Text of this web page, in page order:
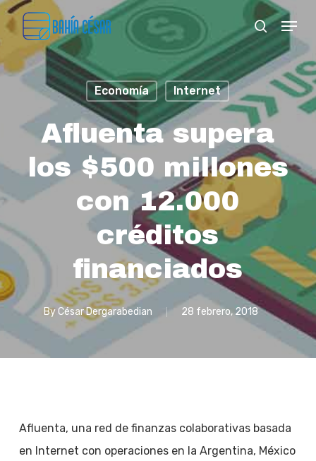
Skip
to
main
content
search
Menu
Economía Internet
Afluenta supera
los $500 millones
con 12.000
créditos
financiados
ByCésar Dergarabedian 28 febrero, 2018
Afluenta, una red de finanzas colaborativas basada
en Internet con operaciones en la Argentina, México
Close
Menu